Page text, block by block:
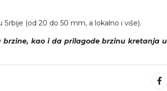
(od 20 do 50 mm, a lokalno i više).
brzine, kao i da prilagode brzinu kretanja